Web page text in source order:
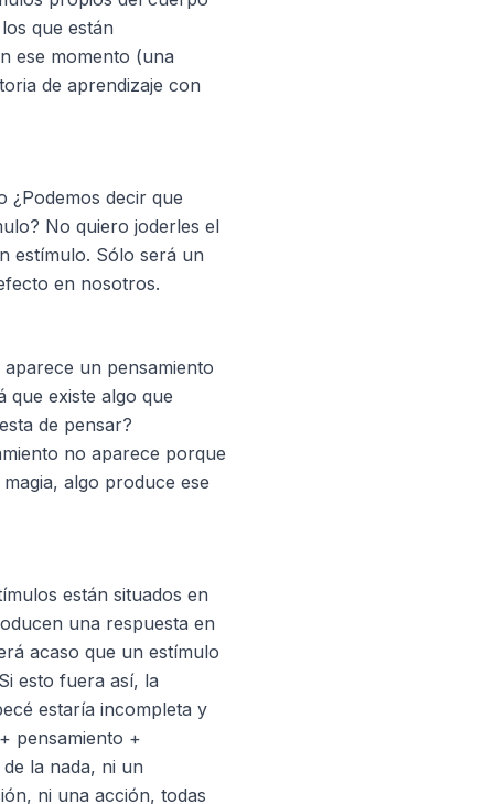
que están
ese momento (una
de aprendizaje con
¿Podemos decir que
No quiero joderles el
estímulo. Sólo será un
en nosotros.
un pensamiento
que existe algo que
de pensar?
no aparece porque
algo produce ese
están situados en
una respuesta en
acaso que un estímulo
esto fuera así, la
estaría incompleta y
pensamiento +
la nada, ni un
ni una acción, todas